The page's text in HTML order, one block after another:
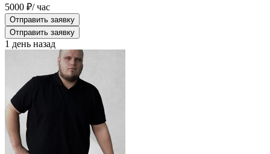
5000 ₽/ час
Отправить заявку
Отправить заявку
1 день назад